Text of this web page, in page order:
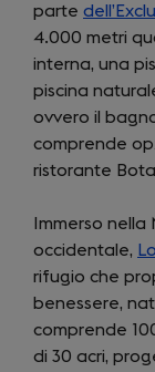
parte
4.000 metri
interna, una
piscina
ovvero il
comprende
ristorante
Immerso
occidentale,
rifugio che
benessere,
comprende
di 30 acri,